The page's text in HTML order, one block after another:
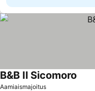
Aamiaismajoitus
B&B Il Sicomoro